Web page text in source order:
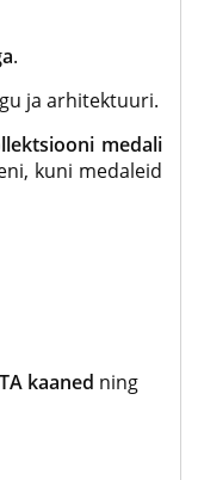
.
ja arhitektuuri.
medali
kuni medaleid
kaaned ning